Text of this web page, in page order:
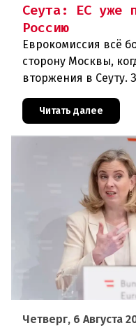
Сеута: ЕС уже
Россию
Еврокомиссия всё
сторону Москвы,
вторжения в Сеуту.
дней около 72 000
Читать далее
Четверг, 6 Августа